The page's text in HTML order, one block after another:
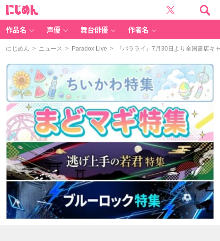
作品名 声優 舞台俳優 作者名
にじめん > ニュース > Paradox Live > 『パラライ』7月30日より全国書店キ